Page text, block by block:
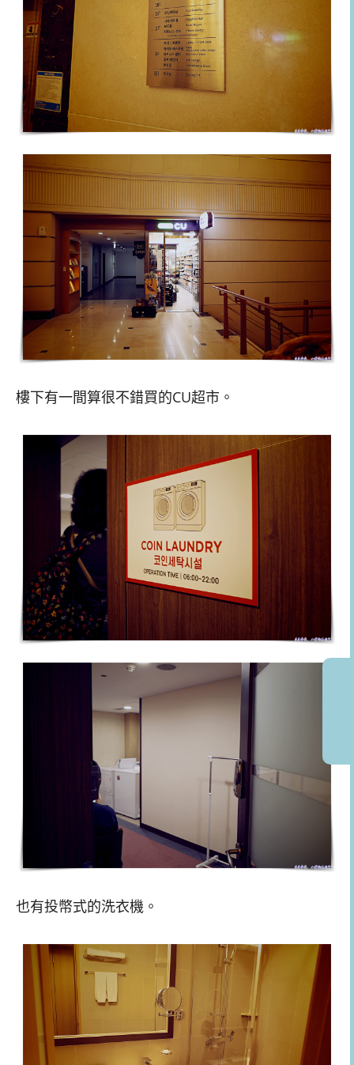
樓下有一間算很不錯買的CU超市。
也有投幣式的洗衣機。